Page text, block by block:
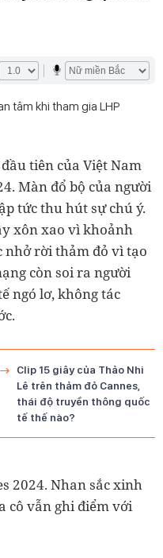
tâm khi tham gia LHP
tiên của Việt Nam
Màn đổ bộ của người
tức thu hút sự chú ý.
xôn xao vì khoảnh
nhở rời thảm đỏ vì tạo
còn soi ra người
ngó lơ, không tác
Clip 15 giây của Thảo Nhi
Lê trên thảm đỏ Cannes,
thái độ truyền thông quốc
tế thế nào?
2024. Nhan sắc xinh
cô vẫn ghi điểm với